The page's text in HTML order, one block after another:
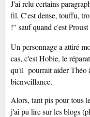
J'ai relu certains
fil. C'est dense, touffu,
!" sauf quand c'est
Un personnage a attiré
cas, c'est Hobie, le
qu'il pourrait aider Théo
bienveillance.
Alors, tant pis pour tous
j'ai pu lire sur les blogs